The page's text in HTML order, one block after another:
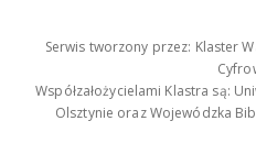
Serwis tworzony przez: Klaster
Współzałożycielami Klastra są:
Olsztynie oraz Wojewódzka